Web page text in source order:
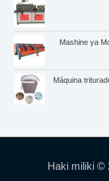
Mashine ya
Máquina
Haki miliki ©